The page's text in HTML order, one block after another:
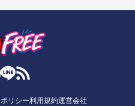
リシー利用規約運営会社